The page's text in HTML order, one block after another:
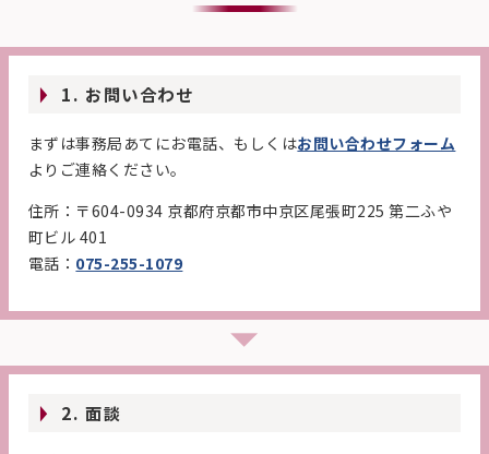
1. お問い合わせ
まずは事務局あてにお電話、もしくはお問い合わせフォーム
よりご連絡ください。
住所：〒604-0934 京都府京都市中京区尾張町225 第二ふや
町ビル 401
電話： 075-255-1079
2. 面談